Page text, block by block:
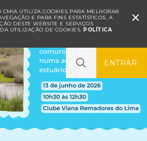
CMIA UTILIZA COOKIES PARA MELHORAR
E PARA FINS ESTATÍSTICOS. A
DESTE WEBSITE E SERVIÇOS
UTILIZAÇÃO DE COOKIES. POLÍTICA

ENTRAR